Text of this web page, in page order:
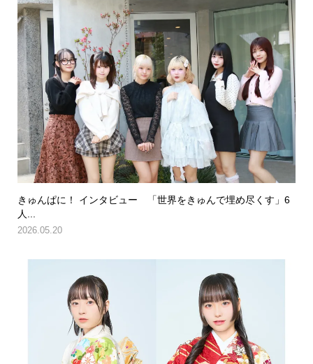
きゅんぱに！ インタビュー 「世界をきゅんで埋め尽くす」6
人...
2026.05.20